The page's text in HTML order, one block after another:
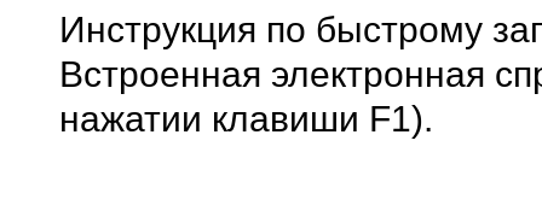
Инструкция по быстрому
Встроенная электронная
нажатии клавиши F1).